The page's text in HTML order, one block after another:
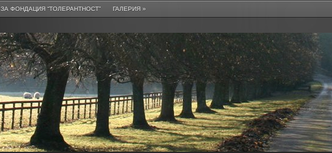
ЗА ФОНДАЦИЯ “ТОЛЕРАНТНОСТ” ГАЛЕРИЯ »